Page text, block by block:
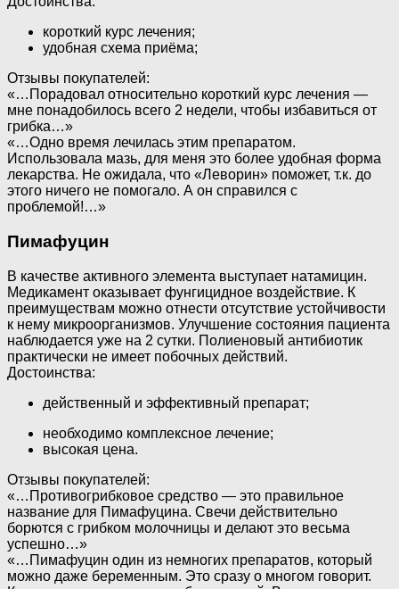
короткий курс лечения;
удобная схема приёма;
Отзывы покупателей:
«…Порадовал относительно короткий курс лечения —
мне понадобилось всего 2 недели, чтобы избавиться от
грибка…»
«…Одно время лечилась этим препаратом.
Использовала мазь, для меня это более удобная форма
лекарства. Не ожидала, что «Леворин» поможет, т.к. до
этого ничего не помогало. А он справился с
проблемой!…»
Пимафуцин
В качестве активного элемента выступает натамицин.
Медикамент оказывает фунгицидное воздействие. К
преимуществам можно отнести отсутствие устойчивости
к нему микроорганизмов. Улучшение состояния пациента
наблюдается уже на 2 сутки. Полиеновый антибиотик
практически не имеет побочных действий.
Достоинства:
действенный и эффективный препарат;
необходимо комплексное лечение;
высокая цена.
Отзывы покупателей:
«…Противогрибковое средство — это правильное
название для Пимафуцина. Свечи действительно
борются с грибком молочницы и делают это весьма
успешно…»
«…Пимафуцин один из немногих препаратов, который
можно даже беременным. Это сразу о многом говорит.